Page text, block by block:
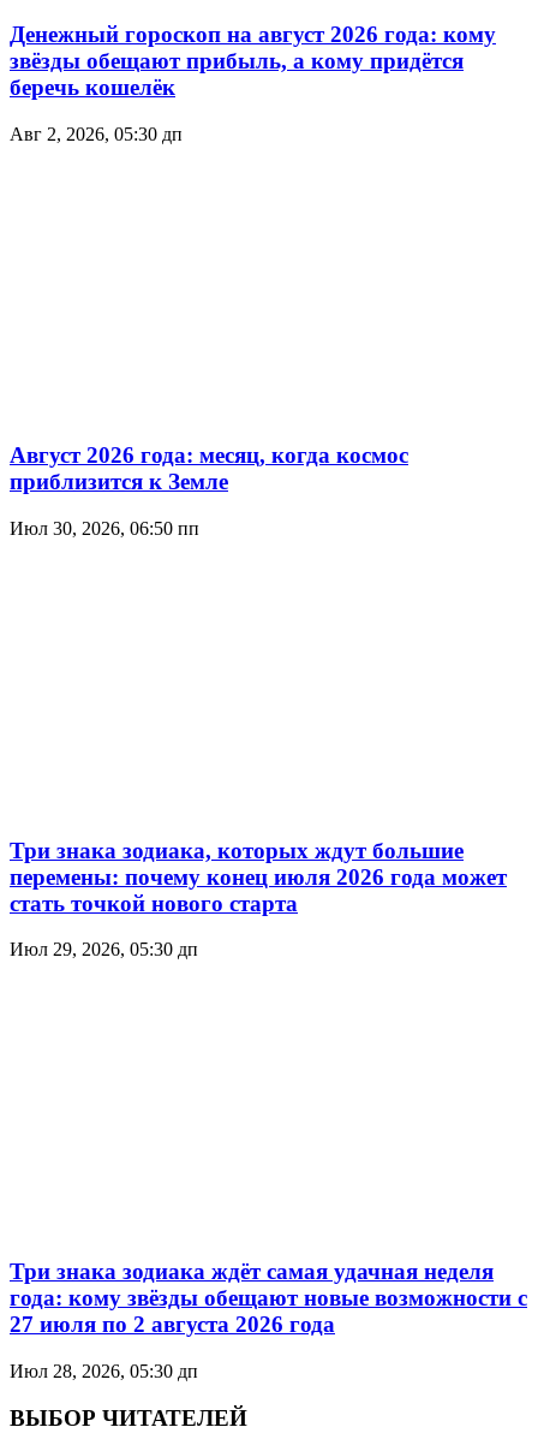
Денежный гороскоп на август 2026 года: кому
звёзды обещают прибыль, а кому придётся
беречь кошелёк
Авг 2, 2026, 05:30 дп
Август 2026 года: месяц, когда космос
приблизится к Земле
Июл 30, 2026, 06:50 пп
Три знака зодиака, которых ждут большие
перемены: почему конец июля 2026 года может
стать точкой нового старта
Июл 29, 2026, 05:30 дп
Три знака зодиака ждёт самая удачная неделя
года: кому звёзды обещают новые возможности с
27 июля по 2 августа 2026 года
Июл 28, 2026, 05:30 дп
ВЫБОР ЧИТАТЕЛЕЙ